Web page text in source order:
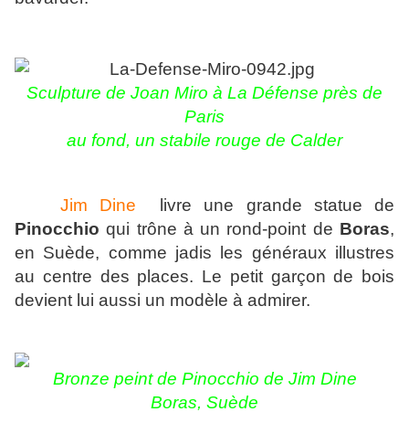
Sculpture de Joan Miro à La Défense près de
Paris
au fond, un stabile rouge de Calder
Jim Dine
livre une grande statue de
Pinocchio qui trône à un rond-point de Boras,
en Suède, comme jadis les généraux illustres
au centre des places. Le petit garçon de bois
devient lui aussi un modèle à admirer.
Bronze peint de Pinocchio de Jim Dine
Boras, Suède